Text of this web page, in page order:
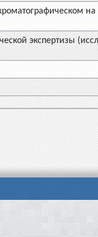
на
экспертизы